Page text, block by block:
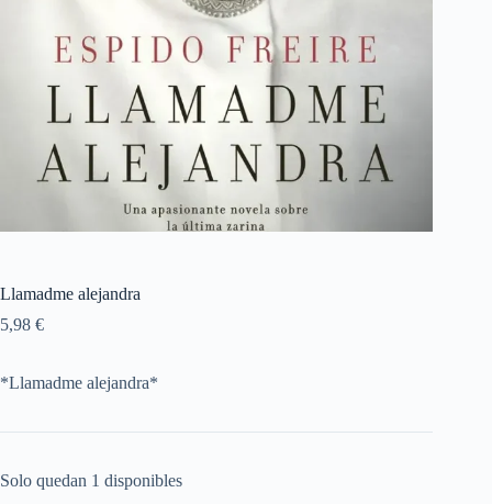
Llamadme alejandra
5,98 €
*Llamadme alejandra*
Solo quedan 1 disponibles